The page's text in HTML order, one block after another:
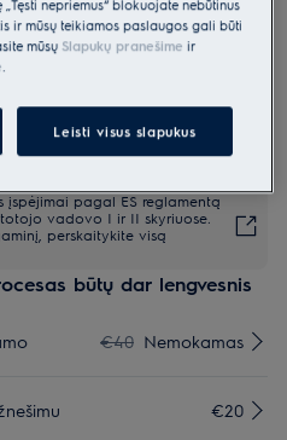
vandens ir energijos sąnaudas.
rūbams išskalbti – vos 14 minučių
įspėjimai pagal ES reglamentą
vadovo I ir II skyriuose.
perskaitykite visą
būtų dar lengvesnis
€40 Nemokamas
€20
nepriėmus“ blokuojate nebūtinus
ir mūsų teikiamos paslaugos gali būti
mūsų Slapukų pranešime ir
.
Leisti visus slapukus